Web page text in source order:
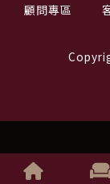
顧問專區